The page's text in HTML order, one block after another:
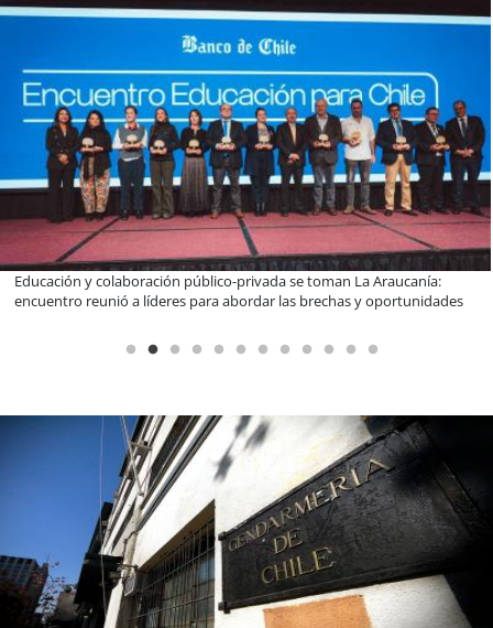
Claves para comprar electrodomésticos durante el Black Sale